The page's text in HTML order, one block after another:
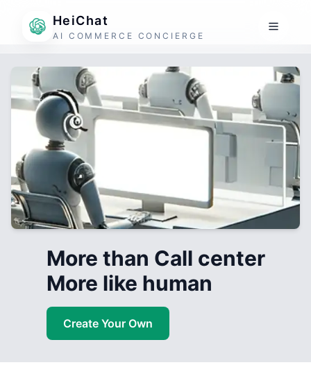
HeiChat
AI COMMERCE CONCIERGE
More than Call center
More like human
Create Your Own